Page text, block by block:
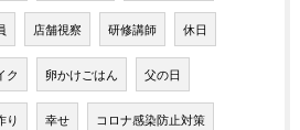
店舗視察 研修講師 休日
ク 卵かけごはん 父の日
り 幸せ コロナ感染防止対策